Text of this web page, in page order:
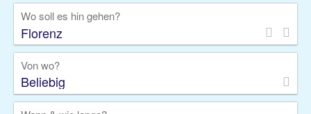
Rundreise
Kreuzfahrt
Gruppenreise
Camper Privattransfer
Wo soll es hin gehen?
Von wo?
Beliebig